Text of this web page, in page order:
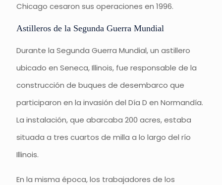
Chicago cesaron sus operaciones en 1996.
Astilleros de la Segunda Guerra Mundial
Durante la Segunda Guerra Mundial, un astillero
ubicado en Seneca, Illinois, fue responsable de la
construcción de buques de desembarco que
participaron en la invasión del Día D en Normandía.
La instalación, que abarcaba 200 acres, estaba
situada a tres cuartos de milla a lo largo del río
Illinois.
En la misma época, los trabajadores de los